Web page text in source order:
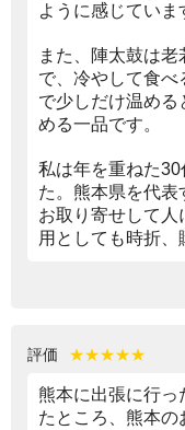
ように感じていま
また、陣太鼓は
で、冷やして食べ
で少しだけ温める
める一品です。
私は年を重ねた
た。熊本県を代表
お取り寄せして人
用としても時折、
評価 ★★★★★
熊本に出張に行っ
たところ、熊本の